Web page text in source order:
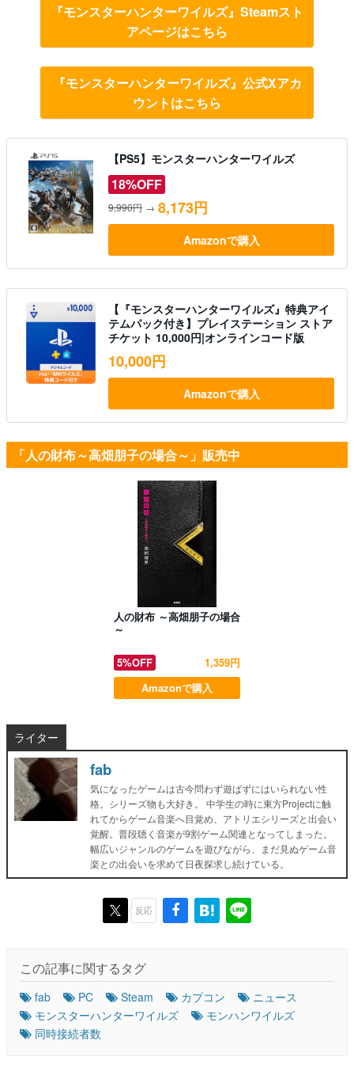
『モンスターハンターワイルズ』Steamスト
アページはこちら
『モンスターハンターワイルズ』公式Xアカ
ウントはこちら
【PS5】モンスターハンターワイルズ
18%OFF
9,990円 → 8,173円
Amazonで購入
【『モンスターハンターワイルズ』特典アイ
テムパック付き】プレイステーション ストア
チケット 10,000円|オンラインコード版
10,000円
Amazonで購入
「人の財布～高畑朋子の場合～」販売中
人の財布 ～高畑朋子の場合
～
5%OFF
1,359円
Amazonで購入
ライター
fab
気になったゲームは古今問わず遊ばずにはいられない性
格。シリーズ物も大好き。 中学生の時に東方Projectに触
れてからゲーム音楽へ目覚め、アトリエシリーズと出会い
覚醒。普段聴く音楽が9割ゲーム関連となってしまった。
幅広いジャンルのゲームを遊びながら、まだ見ぬゲーム音
楽との出会いを求めて日夜探求し続けている。
反応
この記事に関するタグ
fab PC Steam カプコン
ニュース
モンスターハンターワイルズ
モンハンワイルズ
同時接続者数